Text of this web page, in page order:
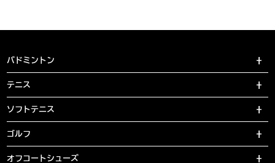
バドミントン
テニス
ソフトテニス
ゴルフ
オフコートシューズ